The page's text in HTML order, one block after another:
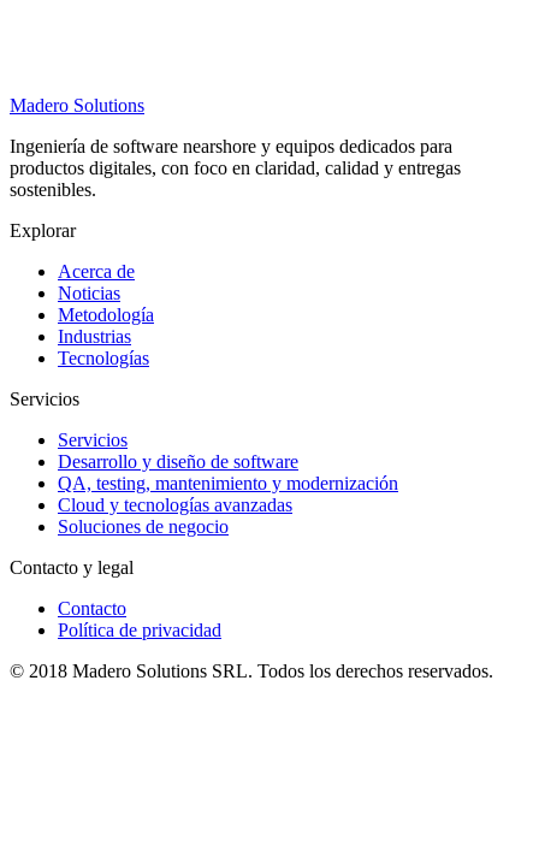
Madero Solutions
Ingeniería de software nearshore y equipos dedicados para
productos digitales, con foco en claridad, calidad y entregas
sostenibles.
Explorar
Acerca de
Noticias
Metodología
Industrias
Tecnologías
Servicios
Servicios
Desarrollo y diseño de software
QA, testing, mantenimiento y modernización
Cloud y tecnologías avanzadas
Soluciones de negocio
Contacto y legal
Contacto
Política de privacidad
© 2018 Madero Solutions SRL. Todos los derechos reservados.